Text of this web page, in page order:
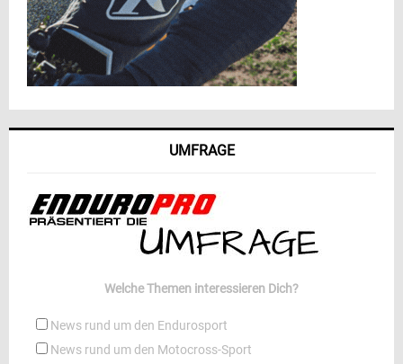
UMFRAGE
Welche Themen interessieren Dich?
News rund um den Endurosport
News rund um den Motocross-Sport